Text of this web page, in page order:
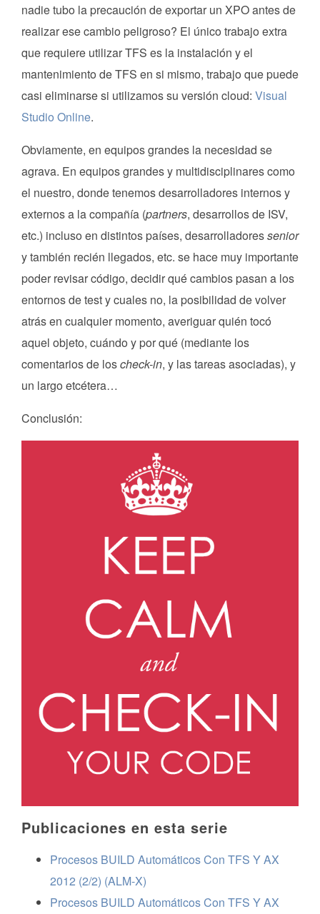
nadie tubo la precaución de exportar un XPO antes de
realizar ese cambio peligroso? El único trabajo extra
que requiere utilizar TFS es la instalación y el
mantenimiento de TFS en si mismo, trabajo que puede
casi eliminarse si utilizamos su versión cloud: Visual
Studio Online.
Obviamente, en equipos grandes la necesidad se
agrava. En equipos grandes y multidisciplinares como
el nuestro, donde tenemos desarrolladores internos y
externos a la compañía (partners, desarrollos de ISV,
etc.) incluso en distintos países, desarrolladoressenior
y también recién llegados, etc. se hace muy importante
poder revisar código, decidir qué cambios pasan a los
entornos de test y cuales no, la posibilidad de volver
atrás en cualquier momento, averiguar quién tocó
aquel objeto, cuándo y por qué (mediante los
comentarios de loscheck-in, y las tareas asociadas), y
un largo etcétera…
Conclusión:
Publicaciones en esta serie
Procesos BUILD Automáticos Con TFS Y AX
2012 (2/2) (ALM-X)
Procesos BUILD Automáticos Con TFS Y AX